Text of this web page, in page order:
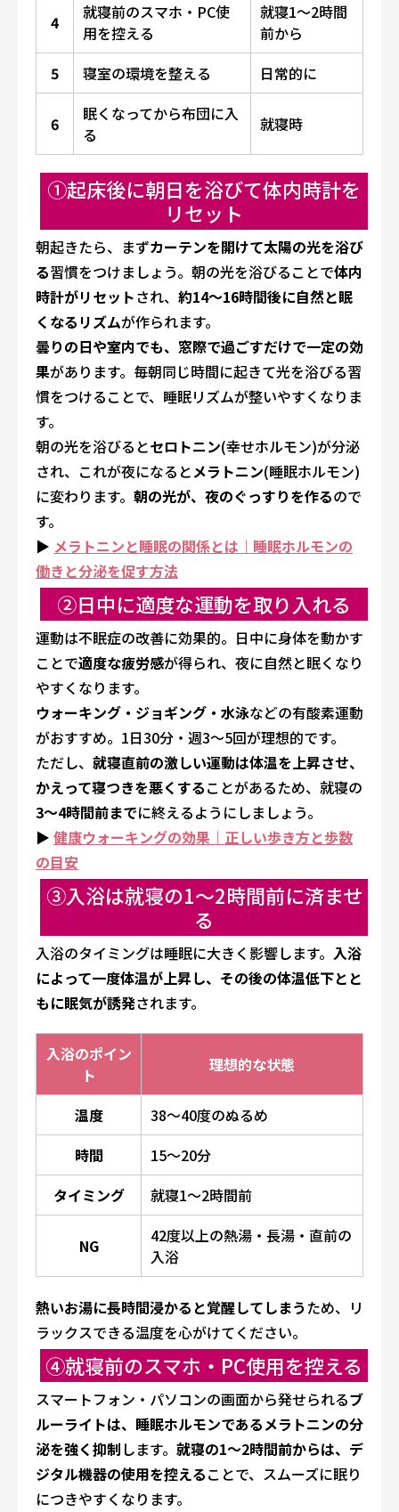
4
就寝前のスマホ・PC使
用を控える
就寝1〜2時間
前から
5
寝室の環境を整える 日常的に
6
眠くなってから布団に入
る
就寝時
①起床後に朝日を浴びて体内時計を
リセット
朝起きたら、まずカーテンを開けて太陽の光を浴び
る習慣をつけましょう。朝の光を浴びることで体内
時計がリセットされ、 約14〜16時間後に自然と眠
くなるリズムが作られます。
曇りの日や室内でも、窓際で過ごすだけで一定の効
果があります。毎朝同じ時間に起きて光を浴びる習
慣をつけることで、睡眠リズムが整いやすくなりま
す。
朝の光を浴びるとセロトニン(幸せホルモン)が分泌
され、これが夜になるとメラトニン(睡眠ホルモン)
に変わります。 朝の光が、夜のぐっすりを作るので
す。
▶ メラトニンと睡眠の関係とは｜睡眠ホルモンの
働きと分泌を促す方法
②日中に適度な運動を取り入れる
運動は不眠症の改善に効果的。日中に身体を動かす
ことで適度な疲労感が得られ、夜に自然と眠くなり
やすくなります。
ウォーキング・ジョギング・水泳などの有酸素運動
がおすすめ。1日30分・週3〜5回が理想的です。
ただし、 就寝直前の激しい運動は体温を上昇させ、
かえって寝つきを悪くすることがあるため、就寝の
3〜4時間前までに終えるようにしましょう。
▶ 健康ウォーキングの効果｜正しい歩き方と歩数
の目安
③入浴は就寝の1〜2時間前に済ませ
る
入浴のタイミングは睡眠に大きく影響します。 入浴
によって一度体温が上昇し、その後の体温低下とと
もに眠気が誘発されます。
入浴のポイン
ト
理想的な状態
温度
38〜40度のぬるめ
時間
15〜20分
タイミング
就寝1〜2時間前
NG
42度以上の熱湯・長湯・直前の
入浴
熱いお湯に長時間浸かると覚醒してしまうため、リ
ラックスできる温度を心がけてください。
④就寝前のスマホ・PC使用を控える
スマートフォン・パソコンの画面から発せられるブ
ルーライトは、睡眠ホルモンであるメラトニンの分
泌を強く抑制 します。 就寝の1〜2時間前からは、デ
ジタル機器の使用を控えることで、スムーズに眠り
につきやすくなります。